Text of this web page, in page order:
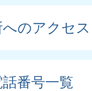
のアクセス
番号一覧